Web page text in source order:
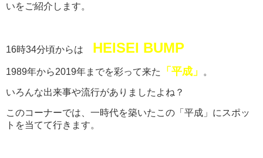
いをご紹介します。
16時34分頃からは HEISEI BUMP
1989年から2019年までを彩って来た 「平成」 。
いろんな出来事や流行がありましたよね？
このコーナーでは、一時代を築いたこの「平成」にスポッ
トを当てて行きます。